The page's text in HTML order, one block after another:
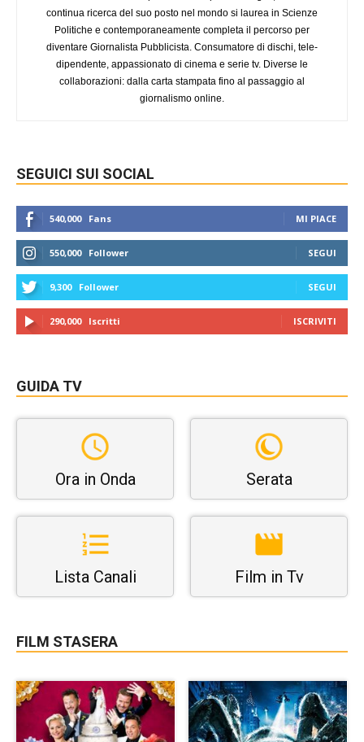
continua ricerca del suo posto nel mondo si laurea in Scienze
Politiche e contemporaneamente completa il percorso per
diventare Giornalista Pubblicista. Consumatore di dischi, tele-
dipendente, appassionato di cinema e serie tv. Diverse le
collaborazioni: dalla carta stampata fino al passaggio al
giornalismo online.
SEGUICI SUI SOCIAL
540,000 Fans MI PIACE
550,000 Follower SEGUI
9,300 Follower SEGUI
290,000 Iscritti ISCRIVITI
GUIDA TV
Ora in Onda Serata
Lista Canali Film in Tv
FILM STASERA